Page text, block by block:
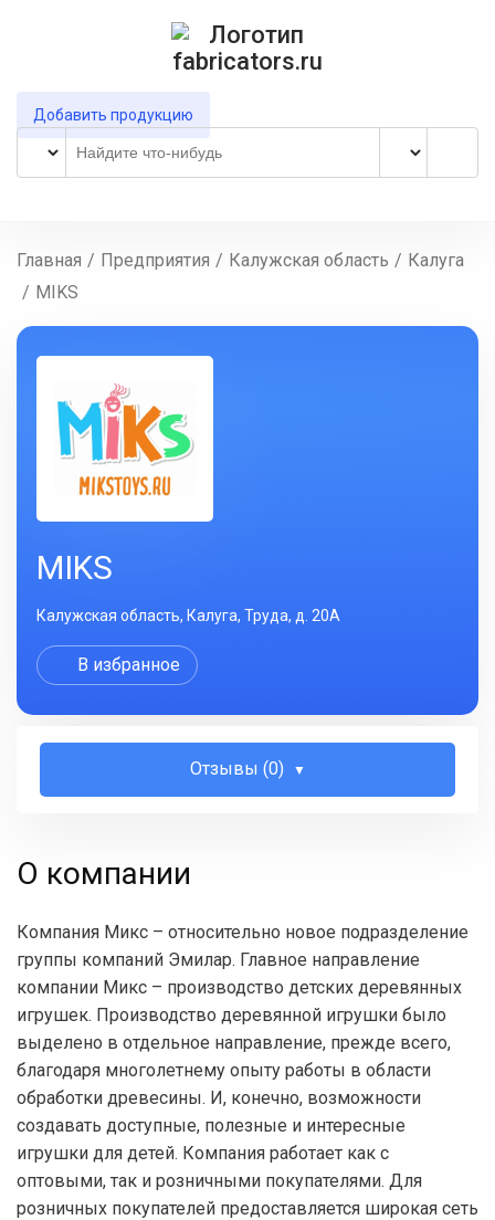
Добавить продукцию
Главная / Предприятия / Калужская область / Калуга
/ MIKS
MIKS
Калужская область, Калуга, Труда, д. 20А
В избранное
Отзывы (0)
О компании
Компания Микс – относительно новое подразделение
группы компаний Эмилар. Главное направление
компании Микс – производство детских деревянных
игрушек. Производство деревянной игрушки было
выделено в отдельное направление, прежде всего,
благодаря многолетнему опыту работы в области
обработки древесины. И, конечно, возможности
создавать доступные, полезные и интересные
игрушки для детей. Компания работает как с
оптовыми, так и розничными покупателями. Для
розничных покупателей предоставляется широкая сеть